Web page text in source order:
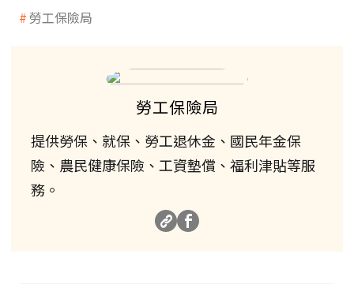
勞工保險局
勞工保險局
提供勞保、就保、勞工退休金、國民年金保
險、農民健康保險、工資墊償、福利津貼等服
務。